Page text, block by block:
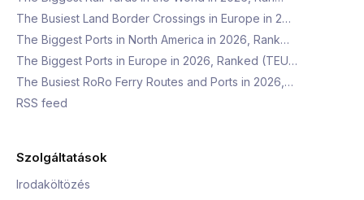
The Busiest Land Border Crossings in Europe in 2…
The Biggest Ports in North America in 2026, Rank…
The Biggest Ports in Europe in 2026, Ranked (TEU…
The Busiest RoRo Ferry Routes and Ports in 2026,…
RSS feed
Szolgáltatások
Irodaköltözés